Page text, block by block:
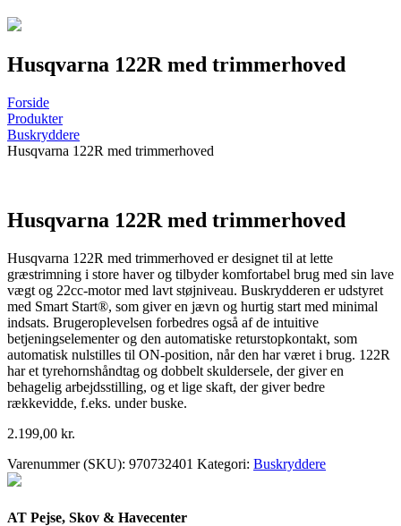
Husqvarna 122R med trimmerhoved
Forside
Produkter
Buskryddere
Husqvarna 122R med trimmerhoved
Husqvarna 122R med trimmerhoved
Husqvarna 122R med trimmerhoved er designet til at lette
græstrimning i store haver og tilbyder komfortabel brug med sin lave
vægt og 22cc-motor med lavt støjniveau. Buskrydderen er udstyret
med Smart Start®, som giver en jævn og hurtig start med minimal
indsats. Brugeroplevelsen forbedres også af de intuitive
betjeningselementer og den automatiske returstopkontakt, som
automatisk nulstilles til ON-position, når den har været i brug. 122R
har et tyrehornshåndtag og dobbelt skuldersele, der giver en
behagelig arbejdsstilling, og et lige skaft, der giver bedre
rækkevidde, f.eks. under buske.
2.199,00 kr.
Varenummer (SKU): 970732401 Kategori: Buskryddere
AT Pejse, Skov & Havecenter